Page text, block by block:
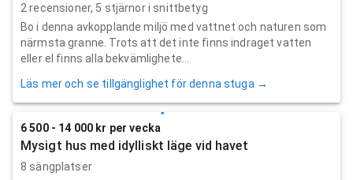
2 recensioner, 5 stjärnor i snittbetyg
Bo i denna avkopplande miljö med vattnet och naturen som
närmsta granne. Trots att det inte finns indraget vatten
eller el finns alla bekvämlighete...
Läs mer och se tillgänglighet för denna stuga →
6 500 - 14 000 kr per vecka
Mysigt hus med idylliskt läge vid havet
8 sängplatser